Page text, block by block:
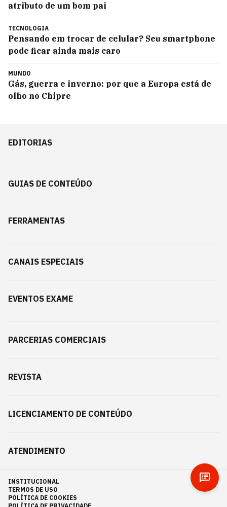
atributo de um bom pai
TECNOLOGIA
Pensando em trocar de celular? Seu smartphone
pode ficar ainda mais caro
MUNDO
Gás, guerra e inverno: por que a Europa está de
olho no Chipre
EDITORIAS
GUIAS DE CONTEÚDO
FERRAMENTAS
CANAIS ESPECIAIS
EVENTOS EXAME
PARCERIAS COMERCIAIS
REVISTA
LICENCIAMENTO DE CONTEÚDO
ATENDIMENTO
INSTITUCIONAL
TERMOS DE USO
POLÍTICA DE COOKIES